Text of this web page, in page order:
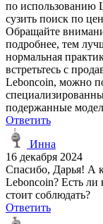
по использованию
сузить поиск по
Обращайте
подробнее, тем
нормальная
встретьтесь с
Leboncoin, можно
подержанные
Ответить
Инна
16 декабря 2024
Спасибо, Дарья! А
Leboncoin? Есть ли
стоит соблюдать?
Ответить